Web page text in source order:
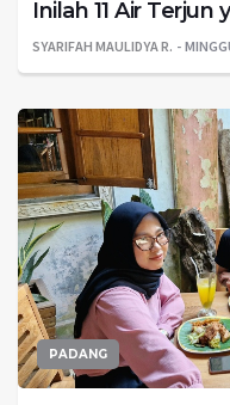
Inilah 11 Air
SYARIFAH MAULIDYA R.
PADANG